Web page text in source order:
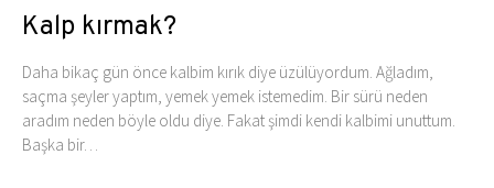
Kalp kırmak?
Daha bikaç gün önce kalbim kırık diye üzülüyordum. Ağladım,
saçma şeyler yaptım, yemek yemek istemedim. Bir sürü neden
aradım neden böyle oldu diye. Fakat şimdi kendi kalbimi unuttum.
Başka bir…